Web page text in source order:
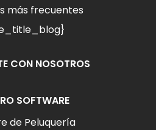
más frecuentes
CON NOSOTROS
SOFTWARE
de Peluquería